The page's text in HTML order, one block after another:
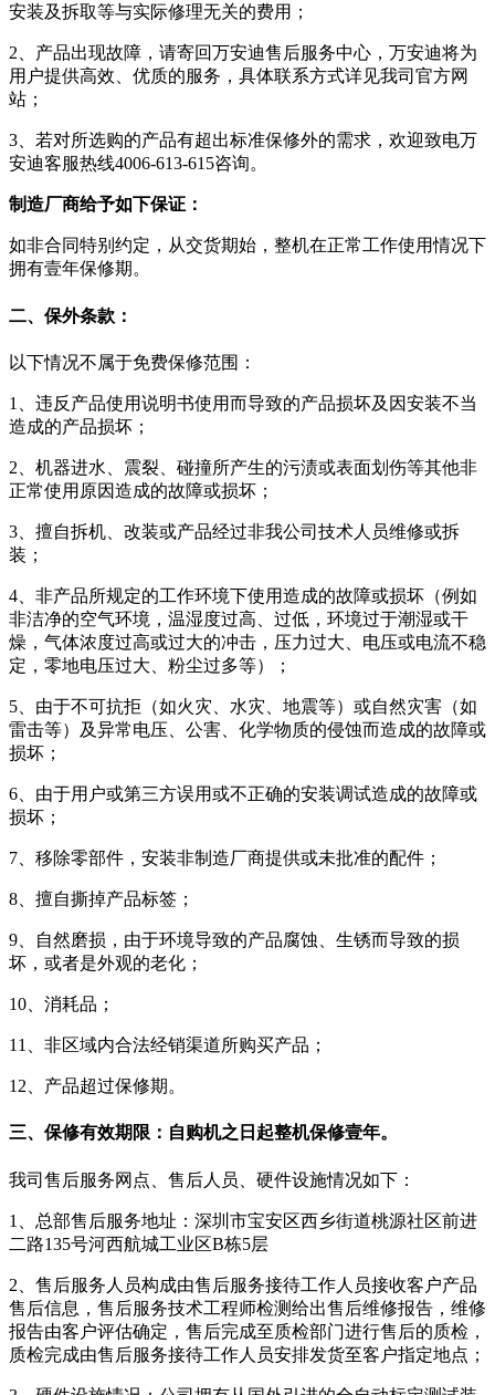
安装及拆取等与实际修理无关的费用；
2、产品出现故障，请寄回万安迪售后服务中心，万安迪将为
用户提供高效、优质的服务，具体联系方式详见我司官方网
站；
3、若对所选购的产品有超出标准保修外的需求，欢迎致电万
安迪客服热线4006-613-615咨询。
制造厂商给予如下保证：
如非合同特别约定，从交货期始，整机在正常工作使用情况下
拥有壹年保修期。
二、保外条款：
以下情况不属于免费保修范围：
1、违反产品使用说明书使用而导致的产品损坏及因安装不当
造成的产品损坏；
2、机器进水、震裂、碰撞所产生的污渍或表面划伤等其他非
正常使用原因造成的故障或损坏；
3、擅自拆机、改装或产品经过非我公司技术人员维修或拆
装；
4、非产品所规定的工作环境下使用造成的故障或损坏（例如
非洁净的空气环境，温湿度过高、过低，环境过于潮湿或干
燥，气体浓度过高或过大的冲击，压力过大、电压或电流不稳
定，零地电压过大、粉尘过多等）；
5、由于不可抗拒（如火灾、水灾、地震等）或自然灾害（如
雷击等）及异常电压、公害、化学物质的侵蚀而造成的故障或
损坏；
6、由于用户或第三方误用或不正确的安装调试造成的故障或
损坏；
7、移除零部件，安装非制造厂商提供或未批准的配件；
8、擅自撕掉产品标签；
9、自然磨损，由于环境导致的产品腐蚀、生锈而导致的损
坏，或者是外观的老化；
10、消耗品；
11、非区域内合法经销渠道所购买产品；
12、产品超过保修期。
三、保修有效期限：自购机之日起整机保修壹年。
我司售后服务网点、售后人员、硬件设施情况如下：
1、总部售后服务地址：深圳市宝安区西乡街道桃源社区前进
二路135号河西航城工业区B栋5层
2、售后服务人员构成由售后服务接待工作人员接收客户产品
售后信息，售后服务技术工程师检测给出售后维修报告，维修
报告由客户评估确定，售后完成至质检部门进行售后的质检，
质检完成由售后服务接待工作人员安排发货至客户指定地点；